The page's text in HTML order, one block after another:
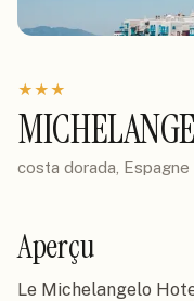
★★★
costa dorada, Espagne
Aperçu
Le Michelangelo